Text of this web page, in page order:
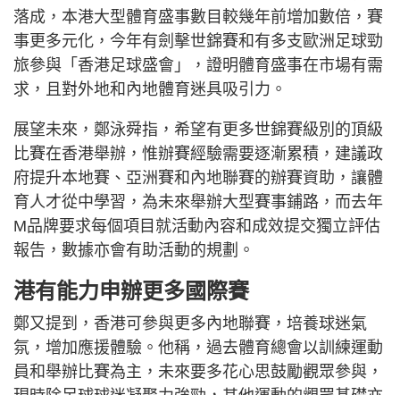
落成，本港大型體育盛事數目較幾年前增加數倍，賽
事更多元化，今年有劍擊世錦賽和有多支歐洲足球勁
旅參與「香港足球盛會」，證明體育盛事在市場有需
求，且對外地和內地體育迷具吸引力。
展望未來，鄭泳舜指，希望有更多世錦賽級別的頂級
比賽在香港舉辦，惟辦賽經驗需要逐漸累積，建議政
府提升本地賽、亞洲賽和內地聯賽的辦賽資助，讓體
育人才從中學習，為未來舉辦大型賽事鋪路，而去年
M品牌要求每個項目就活動內容和成效提交獨立評估
報告，數據亦會有助活動的規劃。
港有能力申辦更多國際賽
鄭又提到，香港可參與更多內地聯賽，培養球迷氣
氛，增加應援體驗。他稱，過去體育總會以訓練運動
員和舉辦比賽為主，未來要多花心思鼓勵觀眾參與，